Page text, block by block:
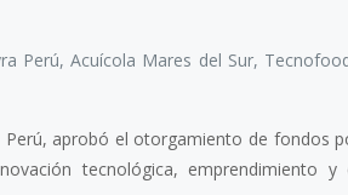
Perú, Acuícola Mares del Sur,
Perú, aprobó el otorgamiento de fondos
tecnológica, emprendimiento y